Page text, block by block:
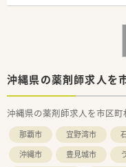
沖縄県の薬剤師求人を
沖縄県の薬剤師求人を市区町
那覇市 宜野湾市
沖縄市
豊見城市